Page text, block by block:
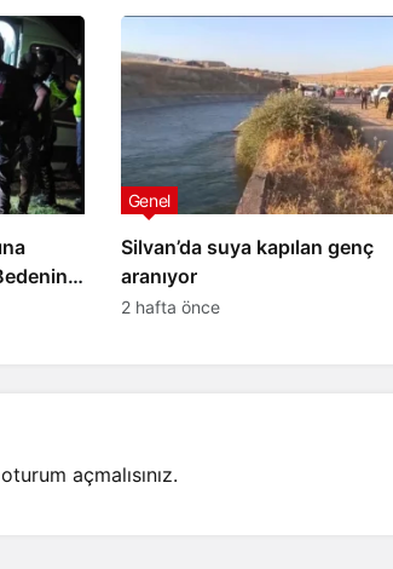
Silvan’da suya kapılan genç
aranıyor
Genel
2 hafta önce
oturum açmalısınız.